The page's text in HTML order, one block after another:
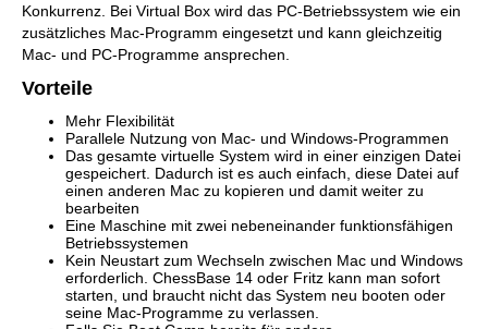
Konkurrenz. Bei Virtual Box wird das PC-Betriebssystem wie ein
zusätzliches Mac-Programm eingesetzt und kann gleichzeitig
Mac- und PC-Programme ansprechen.
Vorteile
Mehr Flexibilität
Parallele Nutzung von Mac- und Windows-Programmen
Das gesamte virtuelle System wird in einer einzigen Datei
gespeichert. Dadurch ist es auch einfach, diese Datei auf
einen anderen Mac zu kopieren und damit weiter zu
bearbeiten
Eine Maschine mit zwei nebeneinander funktionsfähigen
Betriebssystemen
Kein Neustart zum Wechseln zwischen Mac und Windows
erforderlich. ChessBase 14 oder Fritz kann man sofort
starten, und braucht nicht das System neu booten oder
seine Mac-Programme zu verlassen.